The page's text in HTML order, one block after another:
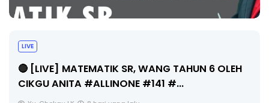
TAHUN 6 OLEH
#...
Unknown 8 hari yang lalu